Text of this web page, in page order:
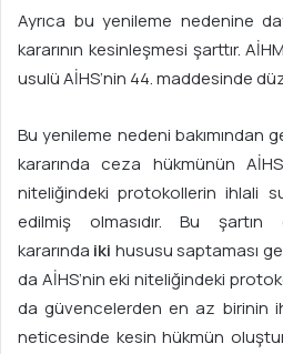
Ayrıca bu yenileme nedenine
kararının kesinleşmesi şarttır.
usulü AİHS’nin 44. maddesinde
Bu yenileme nedeni bakımından
kararında ceza hükmünün
niteliğindeki protokollerin ihlali
edilmiş olmasıdır. Bu şartın
kararında iki hususu saptaması
da AİHS’nin eki niteliğindeki
da güvencelerden en az birinin
neticesinde kesin hükmün